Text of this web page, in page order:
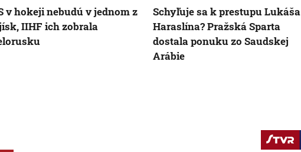
v hokeji nebudú v jednom z
IIHF ich zobrala
Schyľuje sa k prestupu Lukáša
Haraslína? Pražská Sparta
dostala ponuku zo Saudskej
Arábie